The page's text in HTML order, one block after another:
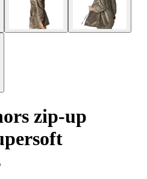
zip-up